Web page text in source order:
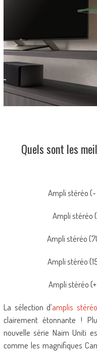
Quels sont les
Ampli stéréo
Ampli stéréo
Ampli stéréo
Ampli stéréo
Ampli stéréo
La sélection d’amplis stéréo
clairement étonnante !
nouvelle série Naim Uniti
comme les magnifiques